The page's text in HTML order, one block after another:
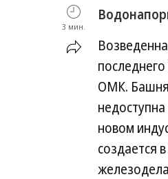
3 мин.
ОМК.
новом
создается